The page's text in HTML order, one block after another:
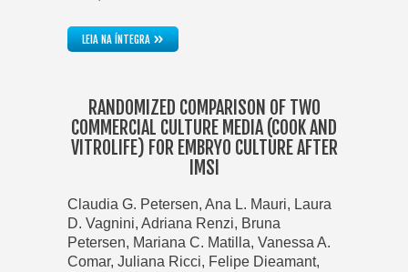
LEIA NA ÍNTEGRA»
RANDOMIZED COMPARISON OF TWO
COMMERCIAL CULTURE MEDIA (COOK AND
VITROLIFE) FOR EMBRYO CULTURE AFTER
IMSI
Claudia G. Petersen, Ana L. Mauri, Laura
D. Vagnini, Adriana Renzi, Bruna
Petersen, Mariana C. Matilla, Vanessa A.
Comar, Juliana Ricci, Felipe Dieamant,